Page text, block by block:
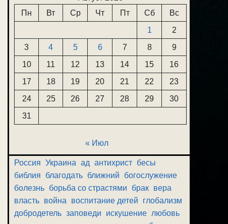
Пн
Вт Ср Чт Пт Сб
Вс
1
2
3
4 5 6 7 8
9
10
11 12 13 14 15
16
17
18 19 20 21 22
23
24
25 26 27 28 29
30
31
« Июл
Россия Украина ад антихрист бесы
библия
благодать ближний
богослужение
болезнь борьба со страстями брак вера
власть война воспитание детей
глобализм
добродетель заповеди искушение любовь